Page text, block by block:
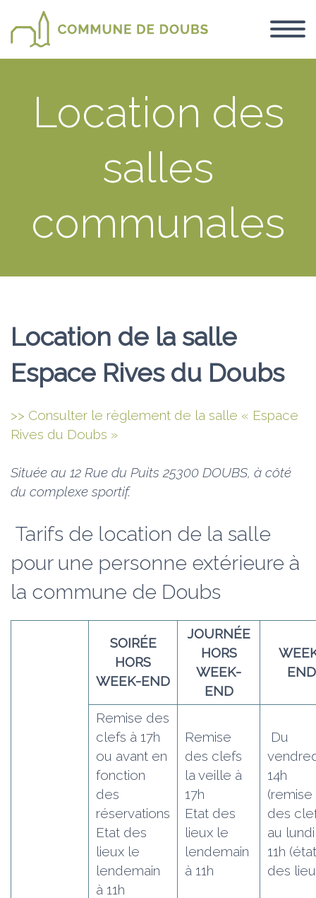
Location des
salles
communales
Location de la salle
Espace Rives du Doubs
>> Consulter le règlement de la salle « Espace
Rives du Doubs »
Située au 12 Rue du Puits 25300 DOUBS, à côté
du complexe sportif.
Tarifs de location de la salle
pour une personne extérieure à
la commune de Doubs
SOIRÉE
HORS
WEEK-END
JOURNÉE
HORS
WEEK-
END
END
Remise des
clefs à 17h
ou avant en
fonction
des
réservations
Etat des
lieux le
lendemain
à 11h
Remise
des clefs
la veille à
17h
Etat des
lieux le
lendemain
à 11h
Du
14h
(remise
des
au lundi
11h (état
des